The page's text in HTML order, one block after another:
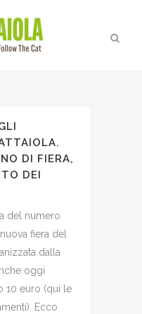
DI FIERA,
DEI
del numero
fiera del
dalla
oggi
10 euro (qui le
Ecco